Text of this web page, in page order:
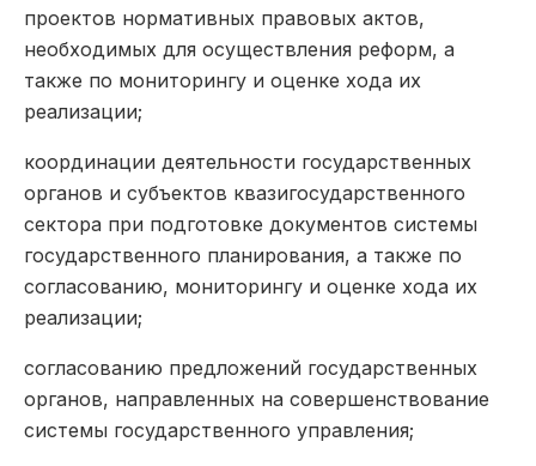
проектов нормативных правовых актов,
необходимых для осуществления реформ, а
также по мониторингу и оценке хода их
реализации;
координации деятельности государственных
органов и субъектов квазигосударственного
сектора при подготовке документов системы
государственного планирования, а также по
согласованию, мониторингу и оценке хода их
реализации;
согласованию предложений государственных
органов, направленных на совершенствование
системы государственного управления;